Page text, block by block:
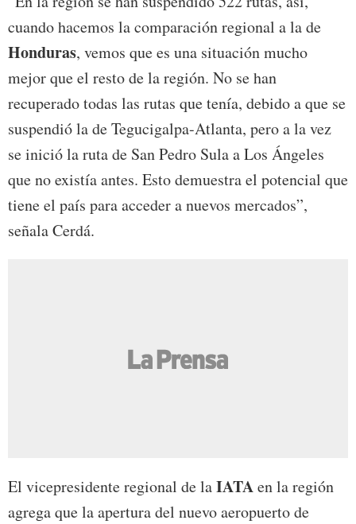
cuando hacemos la comparación regional a la de
Honduras, vemos que es una situación mucho
mejor que el resto de la región. No se han
recuperado todas las rutas que tenía, debido a que se
suspendió la de Tegucigalpa-Atlanta, pero a la vez
se inició la ruta de San Pedro Sula a Los Ángeles
que no existía antes. Esto demuestra el potencial que
tiene el país para acceder a nuevos mercados”,
señala Cerdá.
El vicepresidente regional de laIATAen la región
agrega que la apertura del nuevo aeropuerto de